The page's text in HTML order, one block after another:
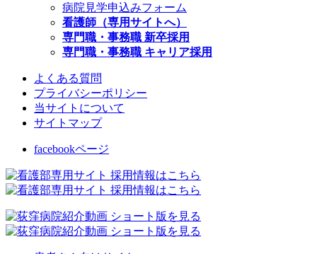
病院見学申込みフォーム
看護師（専用サイトへ）
専門職・事務職 新卒採用
専門職・事務職 キャリア採用
よくある質問
プライバシーポリシー
当サイトについて
サイトマップ
facebookページ